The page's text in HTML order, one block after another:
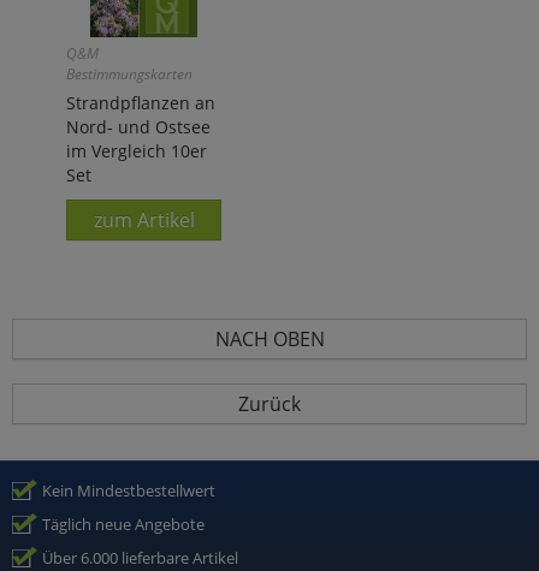
Q&M
Bestimmungskarten
Strandpflanzen an
Nord- und Ostsee
im Vergleich 10er
Set
zum Artikel
NACH OBEN
Zurück
Kein Mindestbestellwert
Täglich neue Angebote
Über 6.000 lieferbare Artikel